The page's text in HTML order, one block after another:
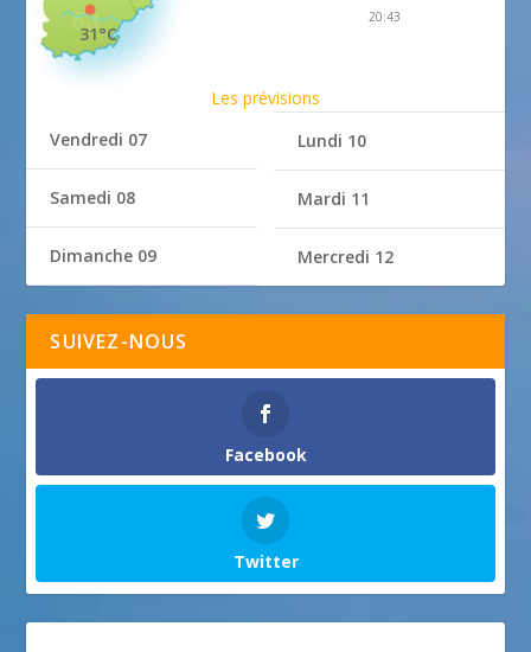
31°C
20:43
Les prévisions
Vendredi 07
Samedi 08
Dimanche 09
Lundi 10
Mardi 11
Mercredi 12
SUIVEZ-NOUS
Facebook
Twitter